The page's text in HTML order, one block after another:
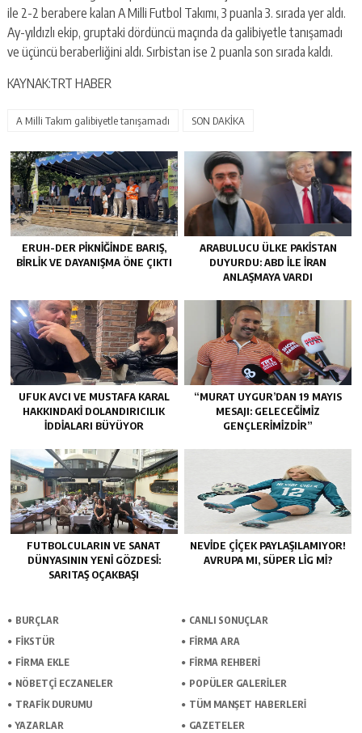
ile 2-2 berabere kalan A Milli Futbol Takımı, 3 puanla 3. sırada yer aldı.
Ay-yıldızlı ekip, gruptaki dördüncü maçında da galibiyetle tanışamadı
ve üçüncü beraberliğini aldı. Sırbistan ise 2 puanla son sırada kaldı.
KAYNAK:TRT HABER
A Milli Takım galibiyetle tanışamadı SON DAKİKA
ERUH-DER PIKNIĞINDE BARIŞ,
BIRLIK VE DAYANIŞMA ÖNE ÇIKTI
ARABULUCU ÜLKE PAKISTAN
DUYURDU: ABD ILE İRAN
ANLAŞMAYA VARDI
UFUK AVCI VE MUSTAFA KARAL
HAKKINDAKI DOLANDIRICILIK
İDDIALARI BÜYÜYOR
“MURAT UYGUR’DAN 19 MAYIS
MESAJI: GELECEĞIMIZ
GENÇLERIMIZDIR”
FUTBOLCULARIN VE SANAT
DÜNYASININ YENI GÖZDESI:
SARITAŞ OÇAKBAŞI
NEVIDE ÇIÇEK PAYLAŞILAMIYOR!
AVRUPA MI, SÜPER LIG MI?
BURÇLAR
CANLI SONUÇLAR
FİKSTÜR
FİRMA ARA
FİRMA EKLE
FİRMA REHBERİ
NÖBETÇİ ECZANELER
POPÜLER GALERİLER
TRAFİK DURUMU
TÜM MANŞET HABERLERİ
YAZARLAR
GAZETELER